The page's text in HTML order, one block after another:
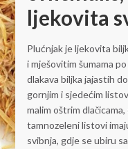
ljekovita
Plućnjak je ljekovita
i mješovitim šumama
dlakava biljka jajastih
gornjim i sjedećim
malim oštrim
tamnozeleni listovi
svibnja, gdje se ubiru